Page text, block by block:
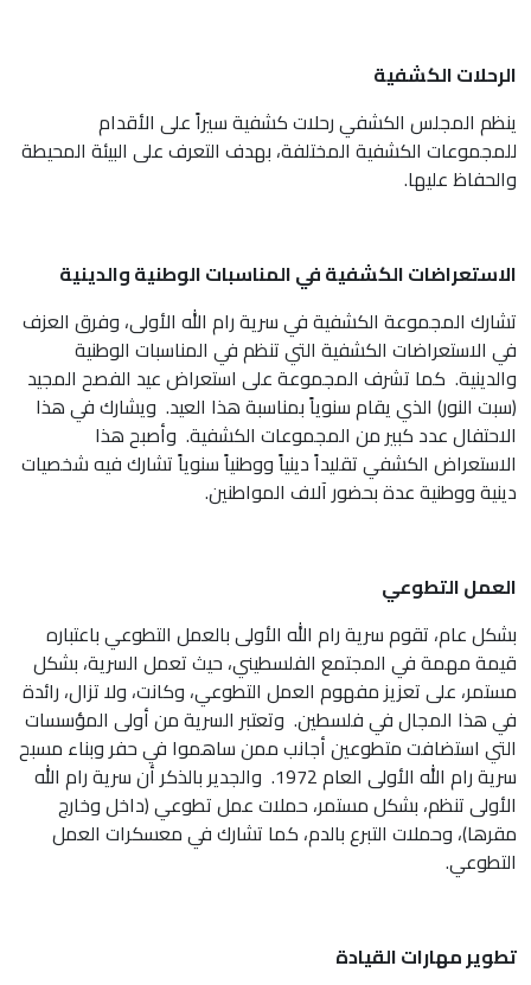
الرحلات الكشفية
ينظم المجلس الكشفي رحلات كشفية سيراً على الأقدام
للمجموعات الكشفية المختلفة، بهدف التعرف على البيئة المحيطة
والحفاظ عليها.
الاستعراضات الكشفية في المناسبات الوطنية والدينية
تشارك المجموعة الكشفية في سرية رام الله الأولى، وفرق العزف
في الاستعراضات الكشفية التي تنظم في المناسبات الوطنية
والدينية. كما تشرف المجموعة على استعراض عيد الفصح المجيد
(سبت النور) الذي يقام سنوياً بمناسبة هذا العيد. ويشارك في هذا
الاحتفال عدد كبير من المجموعات الكشفية. وأصبح هذا
الاستعراض الكشفي تقليداً دينياً ووطنياً سنوياً تشارك فيه شخصيات
دينية ووطنية عدة بحضور آلاف المواطنين.
العمل التطوعي
بشكل عام، تقوم سرية رام الله الأولى بالعمل التطوعي باعتباره
قيمة مهمة في المجتمع الفلسطيني، حيث تعمل السرية، بشكل
مستمر، على تعزيز مفهوم العمل التطوعي، وكانت، ولا تزال، رائدة
في هذا المجال في فلسطين. وتعتبر السرية من أولى المؤسسات
التي استضافت متطوعين أجانب ممن ساهموا في حفر وبناء مسبح
سرية رام الله الأولى العام 1972. والجدير بالذكر أن سرية رام الله
الأولى تنظم، بشكل مستمر، حملات عمل تطوعي (داخل وخارج
مقرها)، وحملات التبرع بالدم، كما تشارك في معسكرات العمل
التطوعي.
تطوير مهارات القيادة